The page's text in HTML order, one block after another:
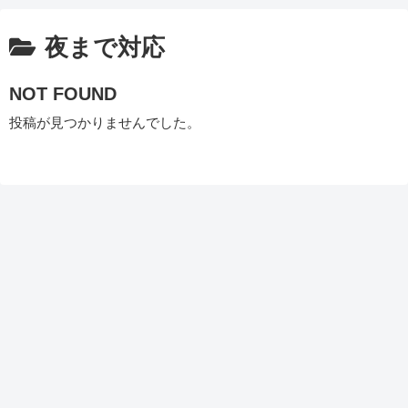
夜まで対応
NOT FOUND
投稿が見つかりませんでした。